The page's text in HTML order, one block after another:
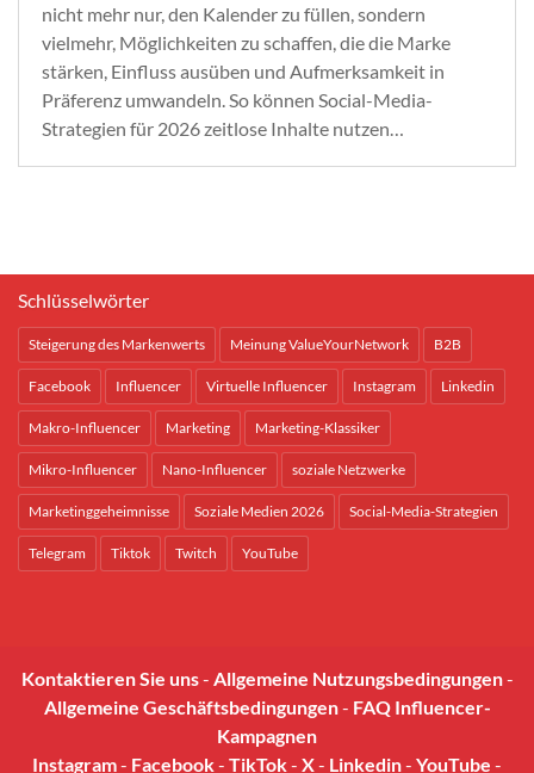
nicht mehr nur, den Kalender zu füllen, sondern
vielmehr, Möglichkeiten zu schaffen, die die Marke
stärken, Einfluss ausüben und Aufmerksamkeit in
Präferenz umwandeln. So können Social-Media-
Strategien für 2026 zeitlose Inhalte nutzen…
Schlüsselwörter
Steigerung des Markenwerts Meinung ValueYourNetwork B2B
Facebook Influencer Virtuelle Influencer Instagram Linkedin
Makro-Influencer Marketing Marketing-Klassiker
Mikro-Influencer Nano-Influencer soziale Netzwerke
Marketinggeheimnisse Soziale Medien 2026 Social-Media-Strategien
Telegram Tiktok Twitch YouTube
Kontaktieren Sie uns- Allgemeine Nutzungsbedingungen-
Allgemeine Geschäftsbedingungen- FAQ Influencer-
Kampagnen
Instagram- Facebook- TikTok- X- Linkedin- YouTube -